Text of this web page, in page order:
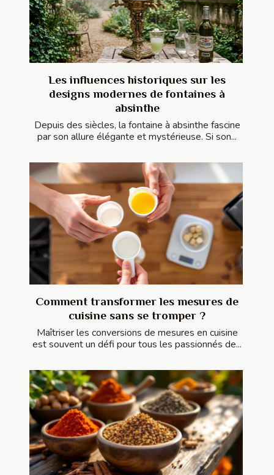
Les influences historiques sur les
designs modernes de fontaines à
absinthe
Depuis des siècles, la fontaine à absinthe fascine
par son allure élégante et mystérieuse. Si son...
Comment transformer les mesures de
cuisine sans se tromper ?
Maîtriser les conversions de mesures en cuisine
est souvent un défi pour tous les passionnés de...